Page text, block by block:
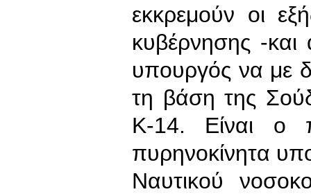
εκκρεμούν οι
κυβέρνησης -και
υπουργός να με
τη βάση της
Κ-14. Είναι ο
πυρηνοκίνητα
Ναυτικού